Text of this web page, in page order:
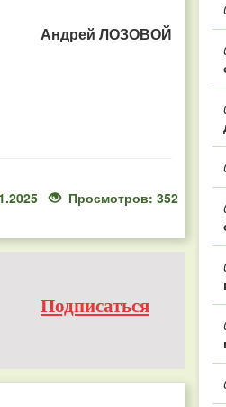
Андрей ЛОЗОВОЙ
Просмотров: 352
Подписаться